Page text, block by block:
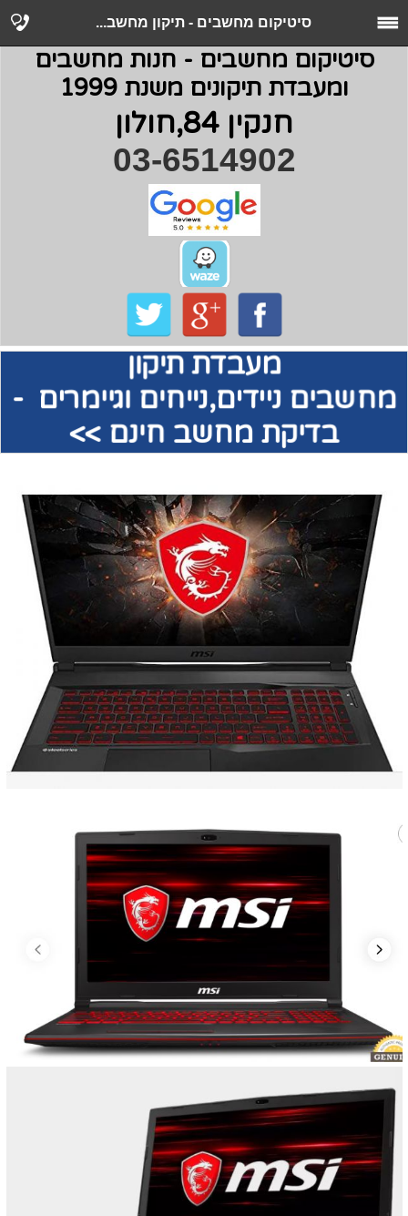
סיטיקום מחשבים - תיקון מחשב...
סיטיקום מחשבים - חנות מחשבים
ומעבדת תיקונים משנת 1999
חנקין 84,חולון
03-6514902
מעבדת תיקון
מחשבים ניידים,נייחים וגיימרים -
בדיקת מחשב חינם >>